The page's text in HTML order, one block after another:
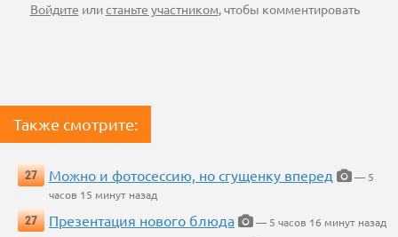
Войдите илистаньте участником, чтобы комментировать
Также смотрите:
27 Можно и фотосессию, но сгущенку вперед
— 5
часов 15 минут назад
27
Презентация нового блюда
— 5 часов 16 минут назад